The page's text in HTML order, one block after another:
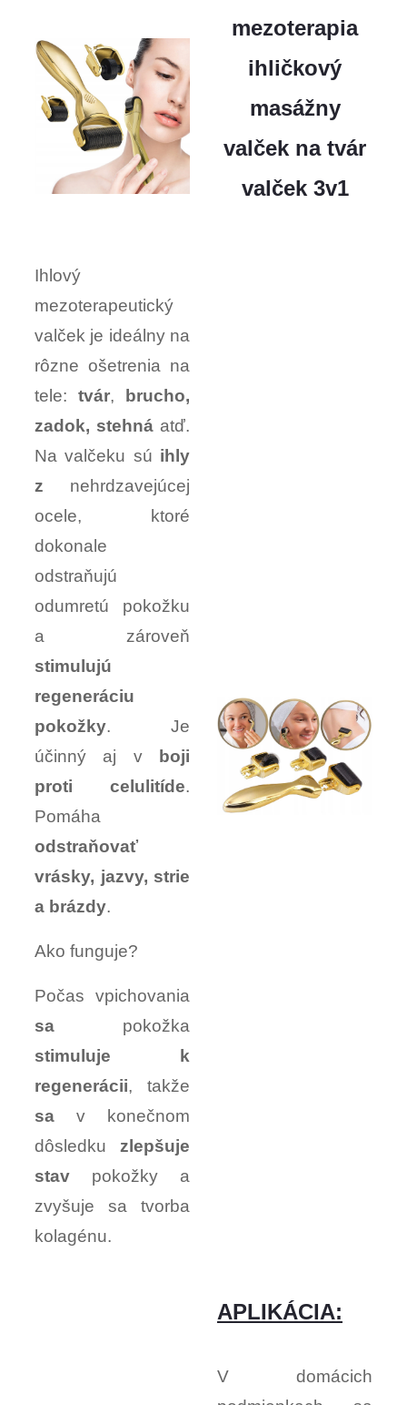
mezoterapia
ihličkový
masážny
valček na tvár
valček 3v1
Ihlový
mezoterapeutický
valček je ideálny na
rôzne ošetrenia na
tele: tvár, brucho,
zadok, stehná atď.
Na valčeku sú ihly
z nehrdzavejúcej
ocele, ktoré
dokonale
odstraňujú
odumretú pokožku
a zároveň
stimulujú
regeneráciu
pokožky. Je
účinný aj v
boji
proti celulitíde.
Pomáha
odstraňovať
vrásky, jazvy, strie
a brázdy.
Ako funguje?
Počas vpichovania
sa pokožka
stimuluje k
regenerácii, takže
sa v konečnom
dôsledku zlepšuje
stav pokožky a
zvyšuje sa tvorba
kolagénu.
APLIKÁCIA:
V domácich